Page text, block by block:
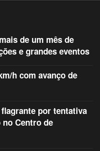
de um mês de
e grandes eventos
h com avanço de
por tentativa
Centro de